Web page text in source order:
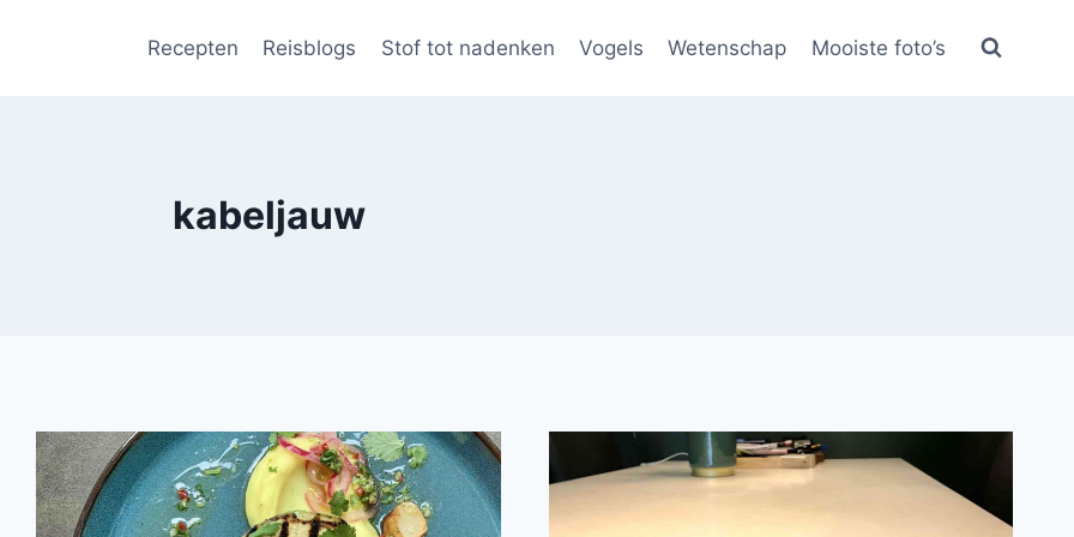
Recepten Reisblogs Stof tot nadenken Vogels Wetenschap Mooiste foto’s
kabeljauw